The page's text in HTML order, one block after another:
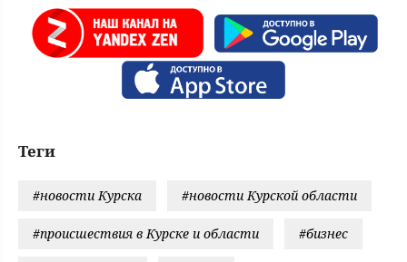
Теги
#новости Курска #новости Курской области
#происшествия в Курске и области #бизнес